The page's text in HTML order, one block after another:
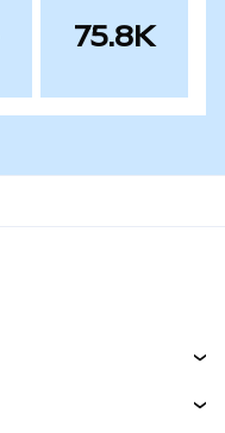
75.8K